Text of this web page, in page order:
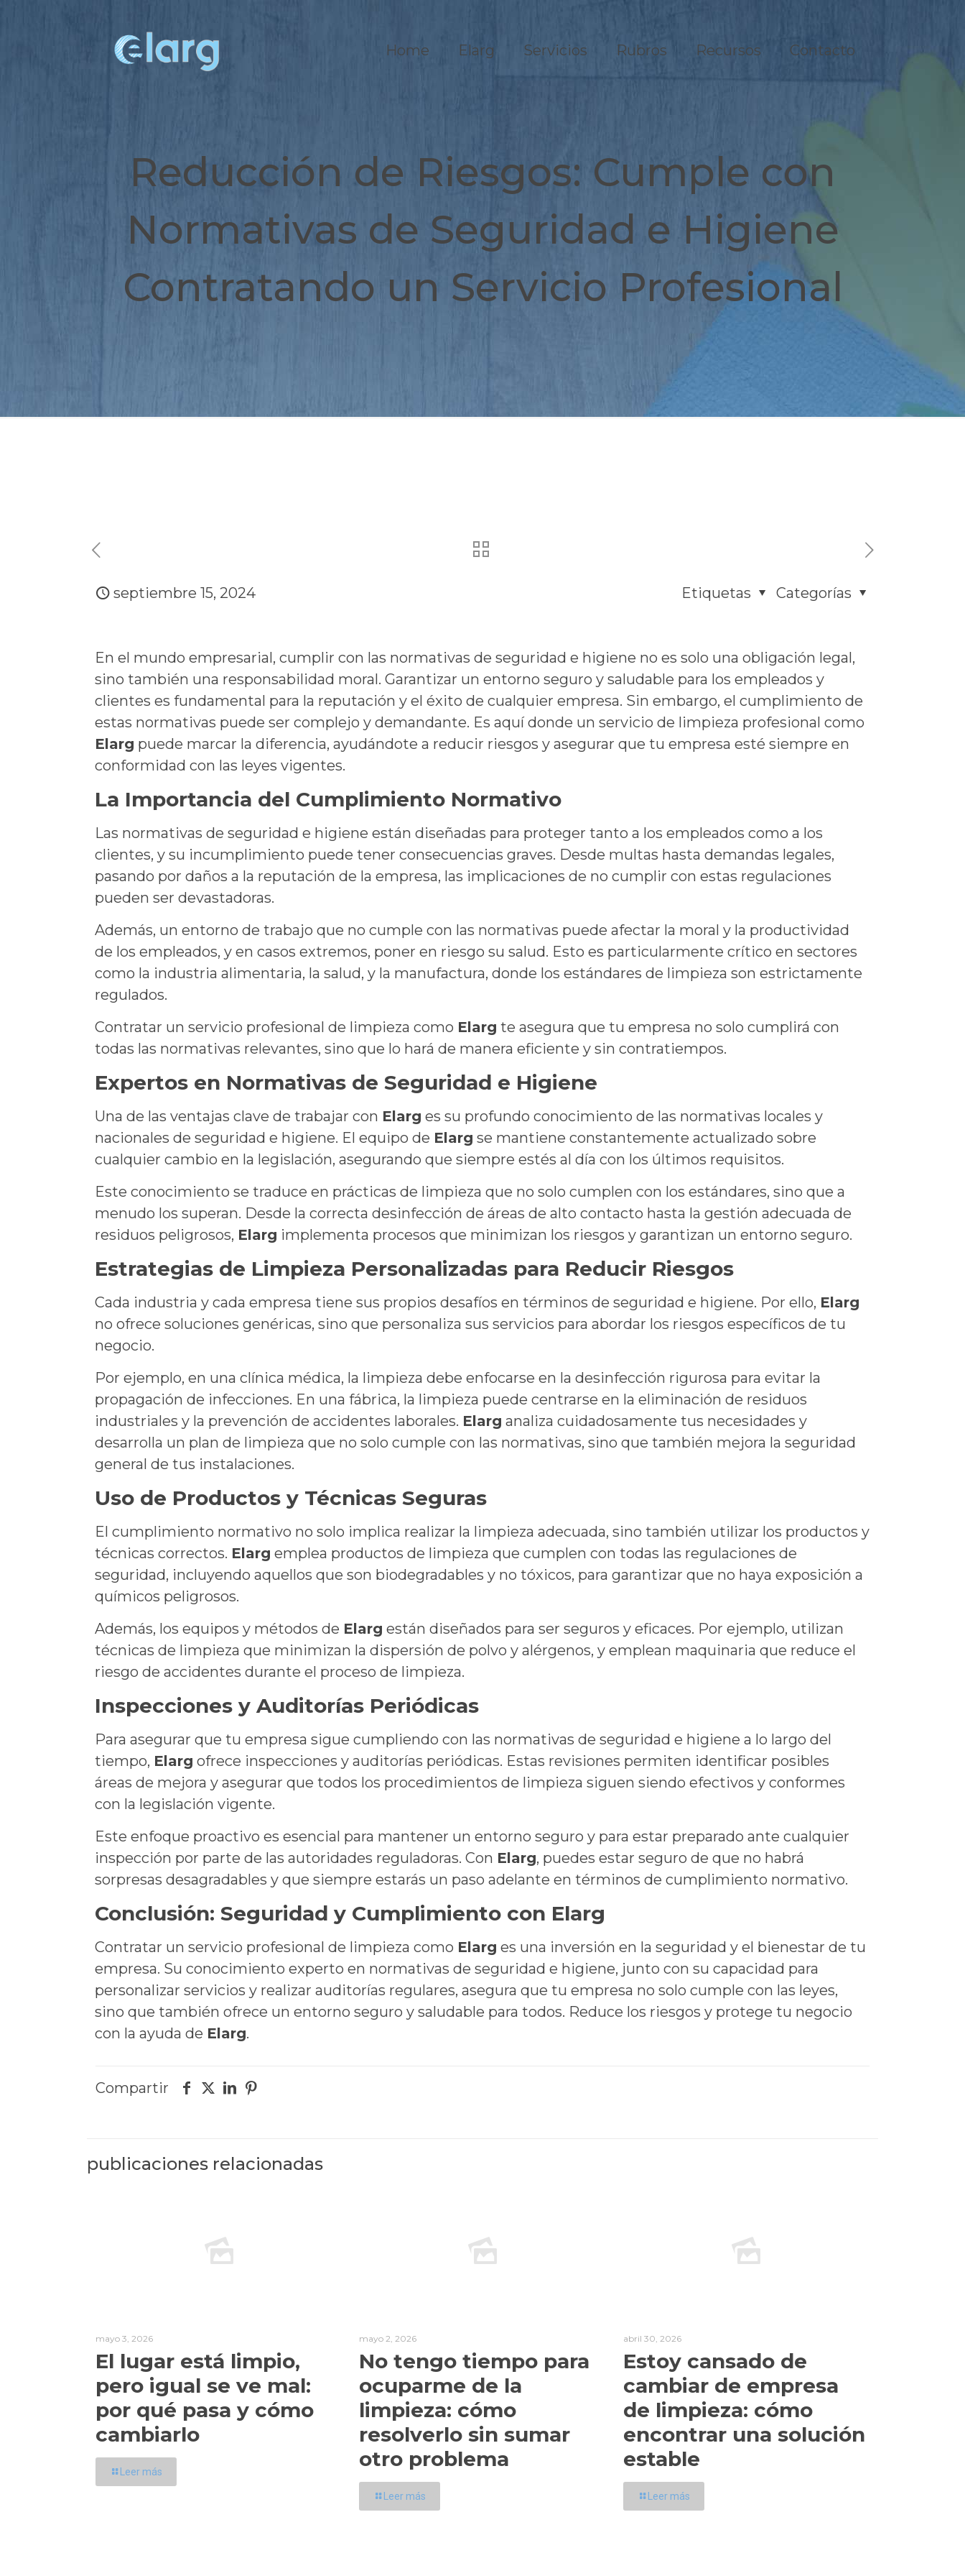
Home Elarg Servicios Rubros Recursos Contacto
Reducción de Riesgos: Cumple con
Normativas de Seguridad e Higiene
Contratando un Servicio Profesional
septiembre 15, 2024 Categorías
Etiquetas
En el mundo empresarial, cumplir con las normativas de seguridad e higiene no es solo una obligación legal,
sino también una responsabilidad moral. Garantizar un entorno seguro y saludable para los empleados y
clientes es fundamental para la reputación y el éxito de cualquier empresa. Sin embargo, el cumplimiento de
estas normativas puede ser complejo y demandante. Es aquí donde un servicio de limpieza profesional como
Elarg puede marcar la diferencia, ayudándote a reducir riesgos y asegurar que tu empresa esté siempre en
conformidad con las leyes vigentes.
La Importancia del Cumplimiento Normativo
Las normativas de seguridad e higiene están diseñadas para proteger tanto a los empleados como a los
clientes, y su incumplimiento puede tener consecuencias graves. Desde multas hasta demandas legales,
pasando por daños a la reputación de la empresa, las implicaciones de no cumplir con estas regulaciones
pueden ser devastadoras.
Además, un entorno de trabajo que no cumple con las normativas puede afectar la moral y la productividad
de los empleados, y en casos extremos, poner en riesgo su salud. Esto es particularmente crítico en sectores
como la industria alimentaria, la salud, y la manufactura, donde los estándares de limpieza son estrictamente
regulados.
Contratar un servicio profesional de limpieza como Elarg te asegura que tu empresa no solo cumplirá con
todas las normativas relevantes, sino que lo hará de manera eficiente y sin contratiempos.
Expertos en Normativas de Seguridad e Higiene
Una de las ventajas clave de trabajar con Elarg es su profundo conocimiento de las normativas locales y
nacionales de seguridad e higiene. El equipo de Elarg se mantiene constantemente actualizado sobre
cualquier cambio en la legislación, asegurando que siempre estés al día con los últimos requisitos.
Este conocimiento se traduce en prácticas de limpieza que no solo cumplen con los estándares, sino que a
menudo los superan. Desde la correcta desinfección de áreas de alto contacto hasta la gestión adecuada de
residuos peligrosos, Elarg implementa procesos que minimizan los riesgos y garantizan un entorno seguro.
Estrategias de Limpieza Personalizadas para Reducir Riesgos
Cada industria y cada empresa tiene sus propios desafíos en términos de seguridad e higiene. Por ello, Elarg
no ofrece soluciones genéricas, sino que personaliza sus servicios para abordar los riesgos específicos de tu
negocio.
Por ejemplo, en una clínica médica, la limpieza debe enfocarse en la desinfección rigurosa para evitar la
propagación de infecciones. En una fábrica, la limpieza puede centrarse en la eliminación de residuos
industriales y la prevención de accidentes laborales. Elarg analiza cuidadosamente tus necesidades y
desarrolla un plan de limpieza que no solo cumple con las normativas, sino que también mejora la seguridad
general de tus instalaciones.
Uso de Productos y Técnicas Seguras
El cumplimiento normativo no solo implica realizar la limpieza adecuada, sino también utilizar los productos y
técnicas correctos. Elarg emplea productos de limpieza que cumplen con todas las regulaciones de
seguridad, incluyendo aquellos que son biodegradables y no tóxicos, para garantizar que no haya exposición a
químicos peligrosos.
Además, los equipos y métodos de Elarg están diseñados para ser seguros y eficaces. Por ejemplo, utilizan
técnicas de limpieza que minimizan la dispersión de polvo y alérgenos, y emplean maquinaria que reduce el
riesgo de accidentes durante el proceso de limpieza.
Inspecciones y Auditorías Periódicas
Para asegurar que tu empresa sigue cumpliendo con las normativas de seguridad e higiene a lo largo del
tiempo, Elarg ofrece inspecciones y auditorías periódicas. Estas revisiones permiten identificar posibles
áreas de mejora y asegurar que todos los procedimientos de limpieza siguen siendo efectivos y conformes
con la legislación vigente.
Este enfoque proactivo es esencial para mantener un entorno seguro y para estar preparado ante cualquier
inspección por parte de las autoridades reguladoras. Con Elarg, puedes estar seguro de que no habrá
sorpresas desagradables y que siempre estarás un paso adelante en términos de cumplimiento normativo.
Conclusión: Seguridad y Cumplimiento con Elarg
Contratar un servicio profesional de limpieza como Elarg es una inversión en la seguridad y el bienestar de tu
empresa. Su conocimiento experto en normativas de seguridad e higiene, junto con su capacidad para
personalizar servicios y realizar auditorías regulares, asegura que tu empresa no solo cumple con las leyes,
sino que también ofrece un entorno seguro y saludable para todos. Reduce los riesgos y protege tu negocio
con la ayuda de Elarg.
Compartir
publicaciones relacionadas
mayo 3, 2026
El lugar está limpio,
pero igual se ve mal:
por qué pasa y cómo
cambiarlo
Leer más
mayo 2, 2026
No tengo tiempo para
ocuparme de la
limpieza: cómo
resolverlo sin sumar
otro problema
Leer más
abril 30, 2026
Estoy cansado de
cambiar de empresa
de limpieza: cómo
encontrar una solución
estable
Leer más